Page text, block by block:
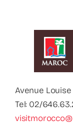
ABC Van De
Français
Avenue
Tel: 02/